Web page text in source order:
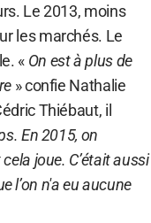
Le 2013, moins
les marchés. Le
« On est à plus de
» confie Nathalie
Thiébaut, il
En 2015, on
joue. C’était aussi
l’on n'a eu aucune